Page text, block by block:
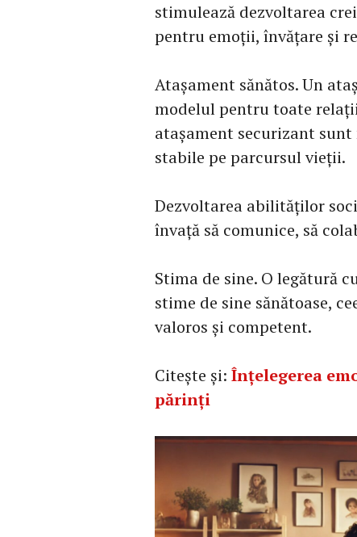
stimulează dezvoltarea
pentru emoții, învățare și
Atașament sănătos. Un
modelul pentru toate
atașament securizant
stabile pe parcursul vieții.
Dezvoltarea abilităților
învață să comunice, să
Stima de sine. O legătură
stime de sine sănătoase,
valoros și competent.
Citește și: Înțelegerea
părinți